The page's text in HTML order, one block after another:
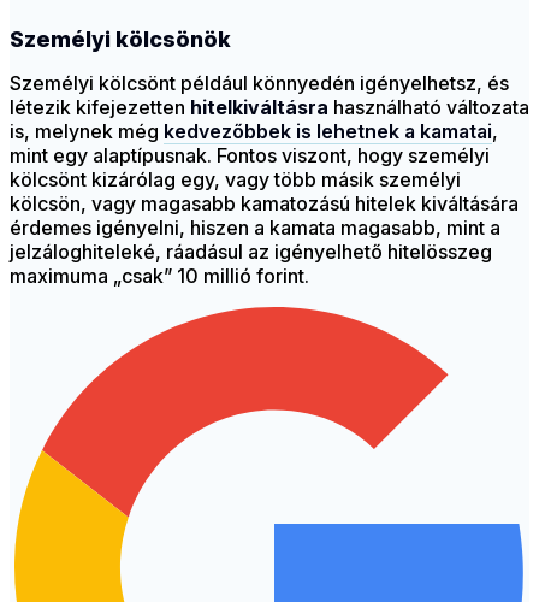
Személyi kölcsönök
Személyi kölcsönt például könnyedén igényelhetsz, és
létezik kifejezetten hitelkiváltásra használható változata
is, melynek még kedvezőbbek is lehetnek a kamatai,
mint egy alaptípusnak. Fontos viszont, hogy személyi
kölcsönt kizárólag egy, vagy több másik személyi
kölcsön, vagy magasabb kamatozású hitelek kiváltására
érdemes igényelni, hiszen a kamata magasabb, mint a
jelzáloghiteleké, ráadásul az igényelhető hitelösszeg
maximuma „csak” 10 millió forint.